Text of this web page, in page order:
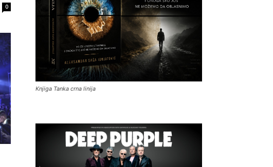
0
Knjiga Tanka crna linija